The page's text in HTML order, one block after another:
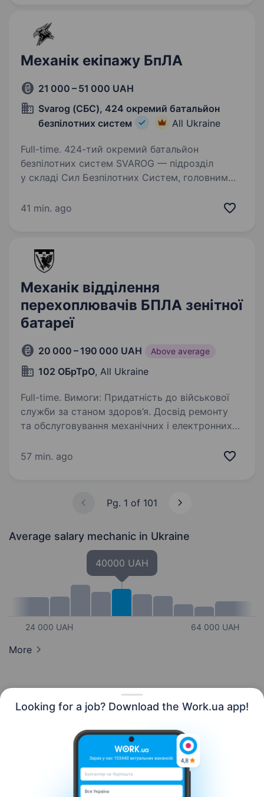
Looking for a job? Download the Work.ua app!
Механік екіпажу БпЛА
21 000 – 51 000 UAH
Svarog (СБС), 424 окремий батальйон
безпілотних систем
All Ukraine
Full-time. 424-тий окремий батальйон
безпілотних систем SVAROG — підрозділ
у складі Сил Безпілотних Систем, головним
військової техніки, позицій та особового
41 min. ago
Механік відділення
перехоплювачів БПЛА зенітної
батареї
20 000 – 190 000 UAH Above average
102 ОБрТрО, All Ukraine
Full-time. Вимоги: Придатність до військової
служби за станом здоров’я. Досвід ремонту
та обслуговування механічних і електронних
та усувати несправності технічного
57 min. ago
Pg. 1 of 101
Average salary mechanic in Ukraine
24 000 UAH
40000 UAH
64 000 UAH
More